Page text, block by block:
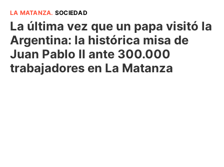
LA MATANZA. SOCIEDAD
La última vez que un papa visitó la
Argentina: la histórica misa de
Juan Pablo II ante 300.000
trabajadores en La Matanza